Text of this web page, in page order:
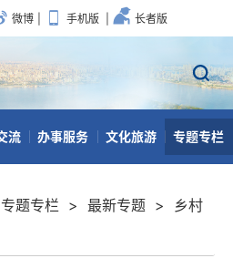
微博 手机版 长者版
流 办事服务 文化旅游 专题专栏
专题专栏 > 最新专题 >
乡村